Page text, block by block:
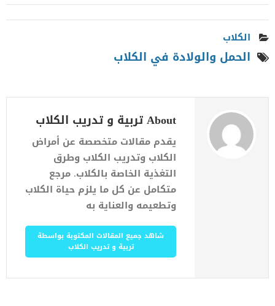
الكلاب
الحمل والولادة في الكلاب
About تربية و تدريب الكلاب
يقدم مقالات متخصصة عن أمراض
الكلاب وتدريب الكلاب وطرق
التغذية الخاصة بالكلاب. مرجع
متكامل عن كل ما يلزم حياة الكلاب
وتطعيمه والعناية به
شاهد جميع المقالات المكتوبة بواسطة
تربية و تدريب الكلاب